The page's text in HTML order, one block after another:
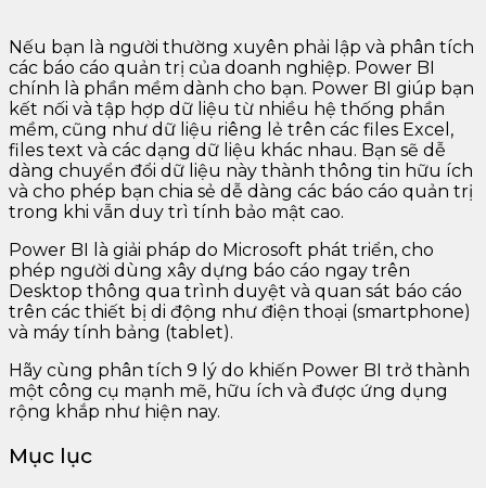
Nếu bạn là người thường xuyên phải lập và phân tích
các báo cáo quản trị của doanh nghiệp. Power BI
chính là phần mềm dành cho bạn. Power BI giúp bạn
kết nối và tập hợp dữ liệu từ nhiều hệ thống phần
mềm, cũng như dữ liệu riêng lẻ trên các files Excel,
files text và các dạng dữ liệu khác nhau. Bạn sẽ dễ
dàng chuyển đổi dữ liệu này thành thông tin hữu ích
và cho phép bạn chia sẻ dễ dàng các báo cáo quản trị
trong khi vẫn duy trì tính bảo mật cao.
Power BI là giải pháp do Microsoft phát triển, cho
phép người dùng xây dựng báo cáo ngay trên
Desktop thông qua trình duyệt và quan sát báo cáo
trên các thiết bị di động như điện thoại (smartphone)
và máy tính bảng (tablet).
Hãy cùng phân tích 9 lý do khiến Power BI trở thành
một công cụ mạnh mẽ, hữu ích và được ứng dụng
rộng khắp như hiện nay.
Mục lục